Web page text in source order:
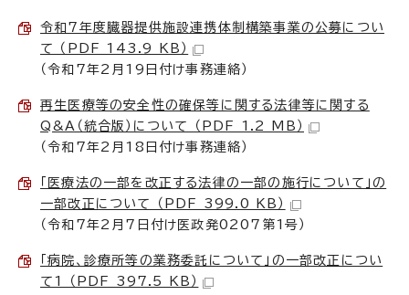
令和7年度臓器提供施設連携体制構築事業の公募につい
て （PDF 143.9 KB）
（令和7年2月19日付け事務連絡）
再生医療等の安全性の確保等に関する法律等に関する
Q&A（統合版）について （PDF 1.2 MB）
（令和7年2月18日付け事務連絡）
「医療法の一部を改正する法律の一部の施行について」の
一部改正について （PDF 399.0 KB）
（令和7年2月7日付け医政発0207第1号）
「病院、診療所等の業務委託について」の一部改正につい
て1 （PDF 397.5 KB）